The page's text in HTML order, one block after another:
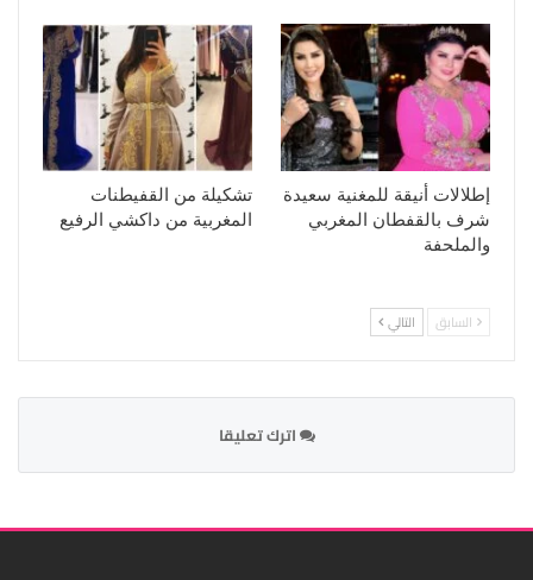
إطلالات أنيقة للمغنية سعيدة
شرف بالقفطان المغربي
والملحفة
تشكيلة من القفيطنات
المغربية من داكشي الرفيع
السابق التالي
اترك تعليقا